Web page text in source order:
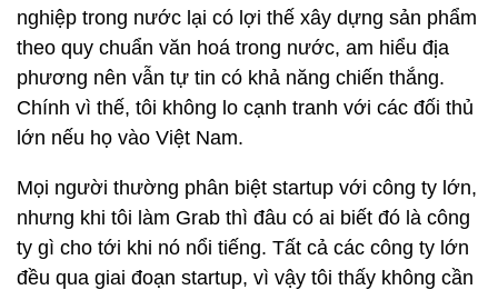
nghiệp trong nước lại có lợi thế xây dựng sản phẩm
theo quy chuẩn văn hoá trong nước, am hiểu địa
phương nên vẫn tự tin có khả năng chiến thắng.
Chính vì thế, tôi không lo cạnh tranh với các đối thủ
lớn nếu họ vào Việt Nam.
Mọi người thường phân biệt startup với công ty lớn,
nhưng khi tôi làm Grab thì đâu có ai biết đó là công
ty gì cho tới khi nó nổi tiếng. Tất cả các công ty lớn
đều qua giai đoạn startup, vì vậy tôi thấy không cần